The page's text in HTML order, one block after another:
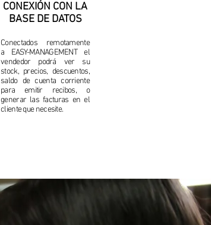
CONEXIÓN CON LA
BASE DE DATOS
Conectados remotamente
a EASY-MANAGEMENT el
vendedor podrá ver su
stock, precios, descuentos,
saldo de cuenta corriente
para emitir recibos, o
generar las facturas en el
cliente que necesite.